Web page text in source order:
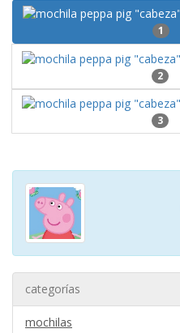
1
2
3
categorías
mochilas